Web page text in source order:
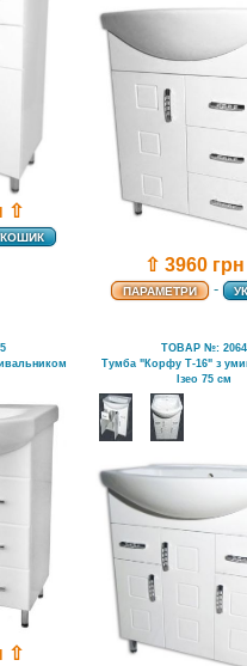
⇧
⇧ 3960
ПАРАМЕТРИ -
⇧
ТОВАР №: 2064
Тумба "Корфу Т-16" з
Ізео 75 см